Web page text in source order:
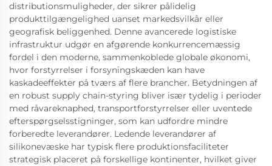
distributionsmuligheder, der sikrer pålidelig
produkttilgængelighed uanset markedsvilkår eller
geografisk beliggenhed. Denne avancerede logistiske
infrastruktur udgør en afgørende konkurrencemæssig
fordel i den moderne, sammenkoblede globale økonomi,
hvor forstyrrelser i forsyningskæden kan have
kaskadeeffekter på tværs af flere brancher. Betydningen af
en robust supply chain-styring bliver især tydelig i perioder
med råvareknaphed, transportforstyrrelser eller uventede
efterspørgselsstigninger, som kan udfordre mindre
forberedte leverandører. Ledende leverandører af
silikonevæske har typisk flere produktionsfaciliteter
strategisk placeret på forskellige kontinenter, hvilket giver